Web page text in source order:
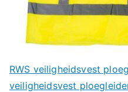
RWS veiligheidsvest
veiligheidsvest